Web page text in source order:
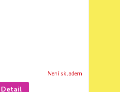
Není skladem
Detail